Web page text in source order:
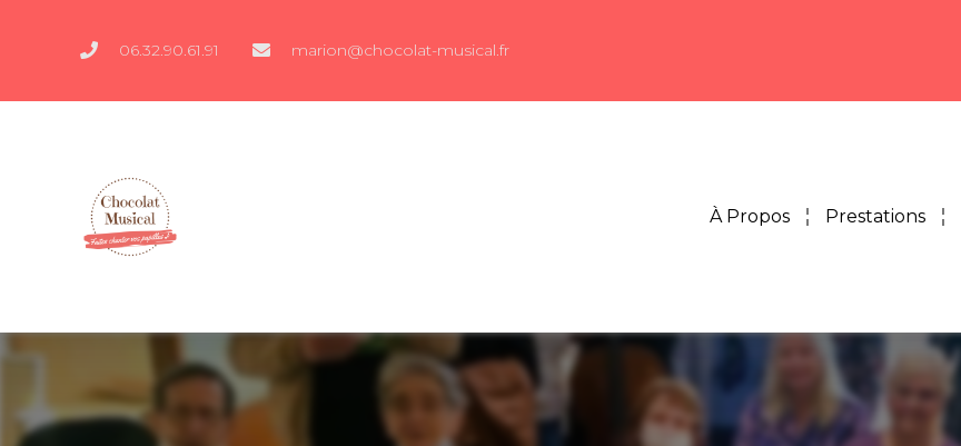
06.32.90.61.91 marion@chocolat-musical.fr
À Propos Prestations